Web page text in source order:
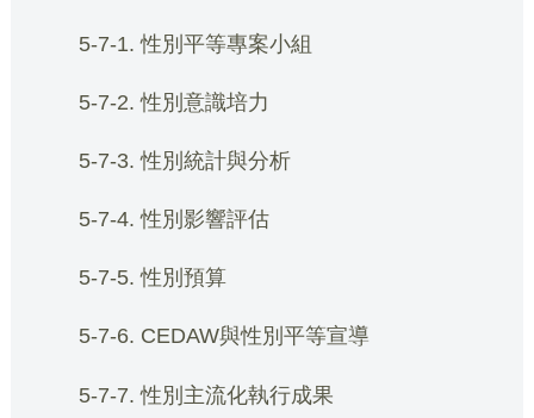
5-7-1. 性別平等專案小組
5-7-2. 性別意識培力
5-7-3. 性別統計與分析
5-7-4. 性別影響評估
5-7-5. 性別預算
5-7-6. CEDAW與性別平等宣導
5-7-7. 性別主流化執行成果